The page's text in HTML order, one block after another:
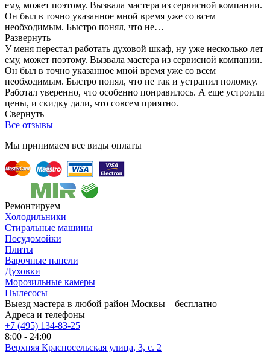
ему, может поэтому. Вызвала мастера из сервисной компании.
Он был в точно указанное мной время уже со всем
необходимым. Быстро понял, что не…
Развернуть
У меня перестал работать духовой шкаф, ну уже несколько лет
ему, может поэтому. Вызвала мастера из сервисной компании.
Он был в точно указанное мной время уже со всем
необходимым. Быстро понял, что не так и устранил поломку.
Работал уверенно, что особенно понравилось. А еще устроили
цены, и скидку дали, что совсем приятно.
Свернуть
Все отзывы
Мы принимаем все виды оплаты
Ремонтируем
Холодильники
Стиральные машины
Посудомойки
Плиты
Варочные панели
Духовки
Морозильные камеры
Пылесосы
Выезд мастера в любой район Москвы – бесплатно
Адреса и телефоны
+7 (495) 134-83-25
8:00 - 24:00
Верхняя Красносельская улица, 3, с. 2